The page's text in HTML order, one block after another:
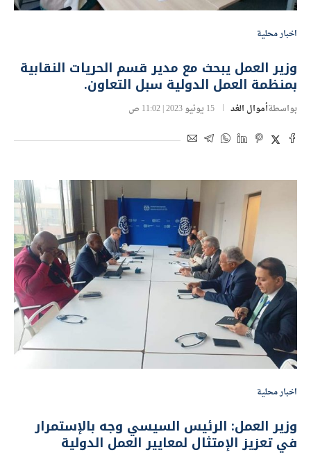
اخبار محلية
وزير العمل يبحث مع مدير قسم الحريات النقابية
بمنظمة العمل الدولية سبل التعاون.
بواسطةأموال الغد 15 يونيو 2023 | 11:02 ص
اخبار محلية
وزير العمل: الرئيس السيسي وجه بالإستمرار
في تعزيز الإمتثال لمعايير العمل الدولية